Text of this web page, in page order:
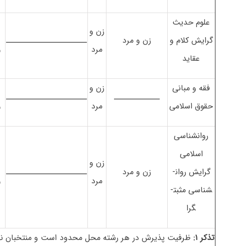
علوم حدیث
گرایش کلام و
عقاید
زن و مرد
زن و
مرد
ـــــــــــــــــــــــ
فقه و مبانی
حقوق اسلامی
ـــــــــــــ
زن و
مرد
ـــــــــــــــــــــــ
روان­شناسی
اسلامی
گرایش روان­
شناسی مثبت­
گرا
زن و مرد
زن و
مرد
ـــــــــــــــــــــــ
تذکر ۱: ظرفیت پذیرش در هر رشته محل محدود است و منتخبان